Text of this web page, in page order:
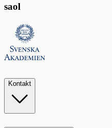
saol
Kontakt